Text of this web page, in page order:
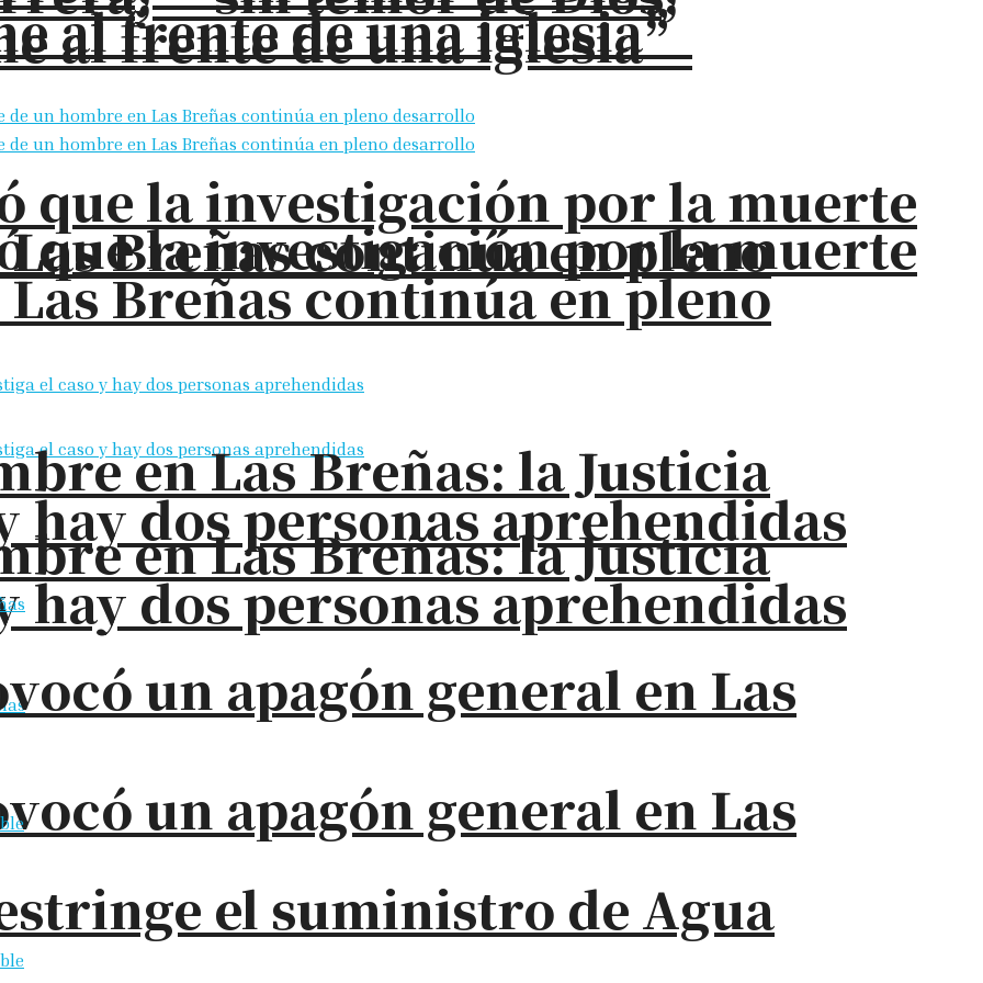
al frente de una iglesia”
que la investigación por la muerte
Breñas continúa en pleno
en Las Breñas: la Justicia
hay dos personas aprehendidas
un apagón general en Las
al frente de una iglesia”
que la investigación por la muerte
Breñas continúa en pleno
en Las Breñas: la Justicia
hay dos personas aprehendidas
un apagón general en Las
el suministro de Agua